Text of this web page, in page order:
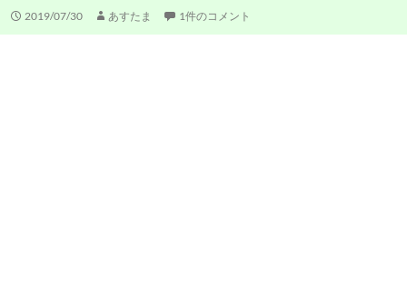
2019/07/30 あすたま 1件のコメント